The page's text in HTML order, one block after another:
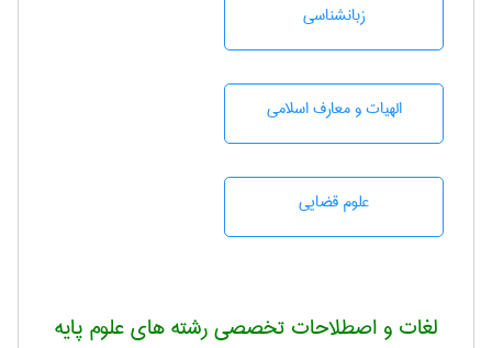
زبانشناسی
الهیات و معارف اسلامی
علوم قضایی
لغات و اصطلاحات تخصصی رشته های علوم پایه